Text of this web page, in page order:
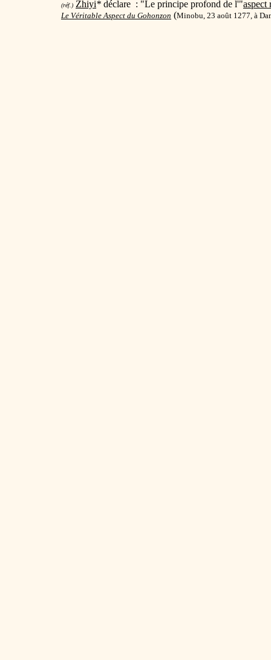
(réf.) Zhiyi* déclare : "Le principe profond de l'"aspect
Le Véritable Aspect du Gohonzon (Minobu, 23 août 1277, à